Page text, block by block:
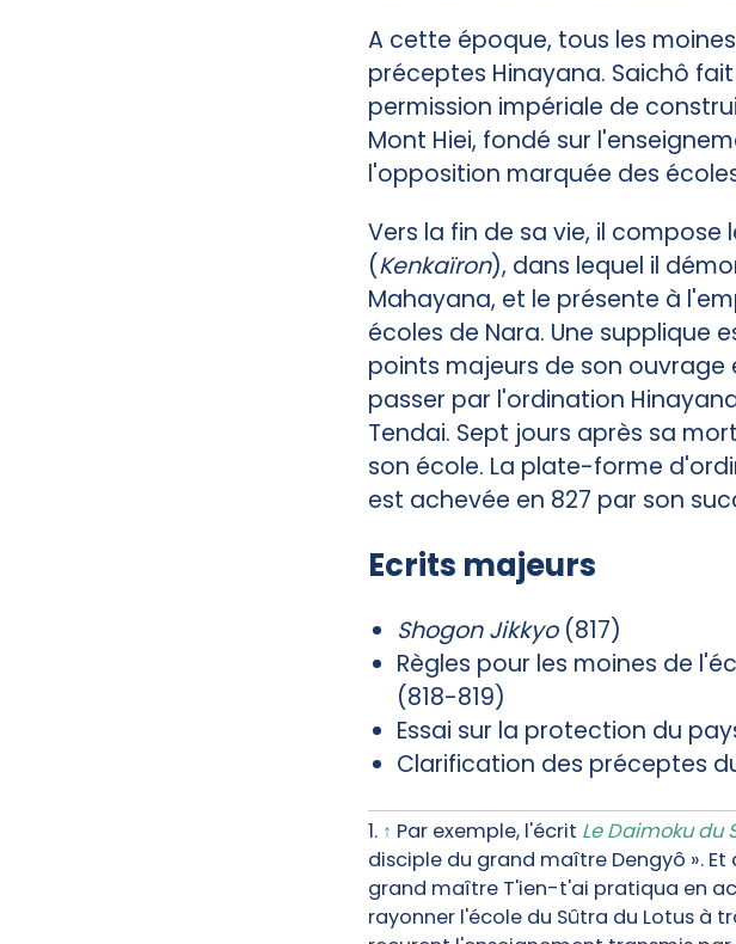
A cette époque, tous les
préceptes Hinayana. Saichô
permission impériale de
Mont Hiei, fondé sur
l'opposition marquée des
Vers la fin de sa vie, il compose
(Kenkaïron), dans lequel il
Mahayana, et le présente à
écoles de Nara. Une supplique
points majeurs de son
passer par l'ordination
Tendai. Sept jours après sa
son école. La plate-forme
est achevée en 827 par son
Ecrits majeurs
Shogon Jikkyo(817)
Règles pour les moines de
(818-819)
Essai sur la protection du
Clarification des préceptes
1. ↑ Par exemple, l'écrit Le Daimoku du
disciple du grand maître Dengyô ». Et
grand maître T'ien-t'ai pratiqua en
rayonner l'école du Sûtra du Lotus à